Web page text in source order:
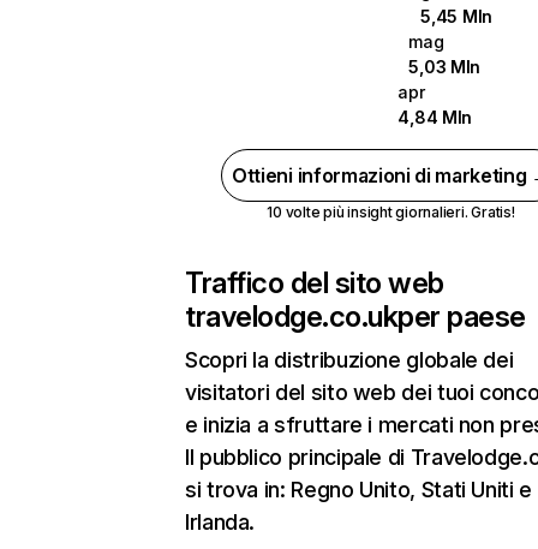
5,45 Mln
mag
5,03 Mln
apr
4,84 Mln
Ottieni informazioni di marketing
10 volte più insight giornalieri. Gratis!
Traffico del sito web
travelodge.co.ukper paese
Scopri la distribuzione globale dei
visitatori del sito web dei tuoi
e inizia a sfruttare i mercati non
Il pubblico principale di
si trova in: Regno Unito, Stati Uniti e
Irlanda.